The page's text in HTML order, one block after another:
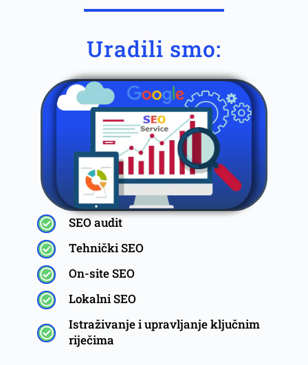
Uradili smo:
SEO audit
Tehnički SEO
On-site SEO
Lokalni SEO
Istraživanje i upravljanje ključnim
riječima